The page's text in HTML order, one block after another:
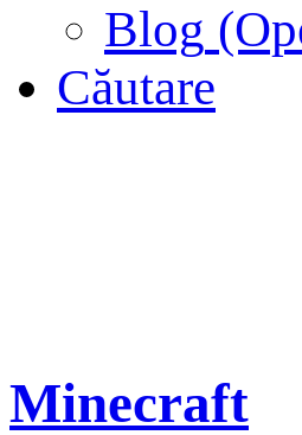
Blog
Căutare
Minecraft